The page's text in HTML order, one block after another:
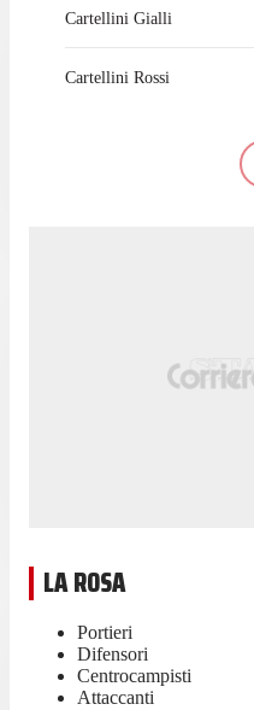
Cartellini Gialli
Cartellini Rossi
LA ROSA
Portieri
Difensori
Centrocampisti
Attaccanti